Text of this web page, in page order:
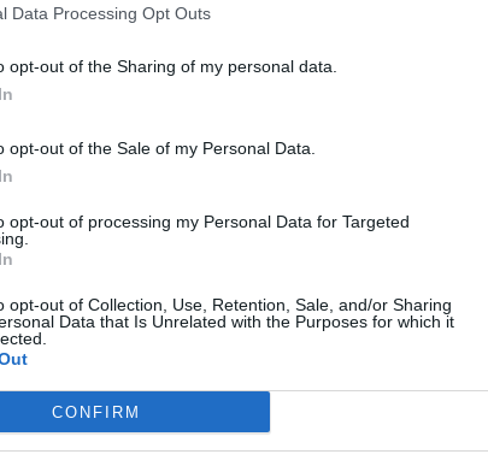
Data Processing Opt Outs
opt-out of the Sharing of my personal data.
opt-out of the Sale of my Personal Data.
opt-out of processing my Personal Data for Targeted
opt-out of Collection, Use, Retention, Sale, and/or Sharing
Data that Is Unrelated with the Purposes for which it
CONFIRM
HPV-oltás: a második adagot